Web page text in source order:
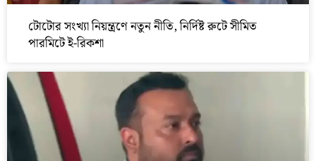
টোটোর সংখ্যা নিয়ন্ত্রণে নতুন নীতি, নির্দিষ্ট রুটে সীমিত
পারমিটে ই-রিকশা